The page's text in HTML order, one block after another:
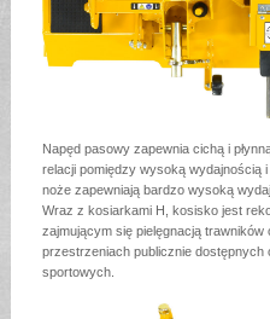
Napęd pasowy zapewnia cichą i
relacji pomiędzy wysoką wydajnością
noże zapewniają bardzo wysoką
Wraz z kosiarkami H, kosisko jest
zajmującym się pielęgnacją
przestrzeniach publicznie
sportowych.